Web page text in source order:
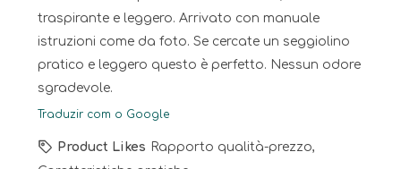
traspirante e leggero. Arrivato con manuale
istruzioni come da foto. Se cercate un seggiolino
pratico e leggero questo è perfetto. Nessun odore
sgradevole.
Traduzir com o Google
Product Likes Rapporto qualità-prezzo,